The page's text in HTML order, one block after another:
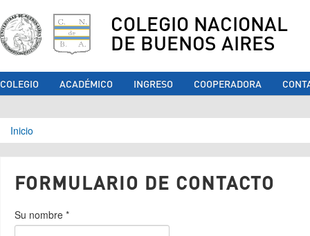
COLEGIO NACIONAL
DE BUENOS AIRES
COLEGIO ACADÉMICO INGRESO COOPERADORA
Se encuentra usted aquí
Inicio
FORMULARIO DE CONTACTO
Su nombre *